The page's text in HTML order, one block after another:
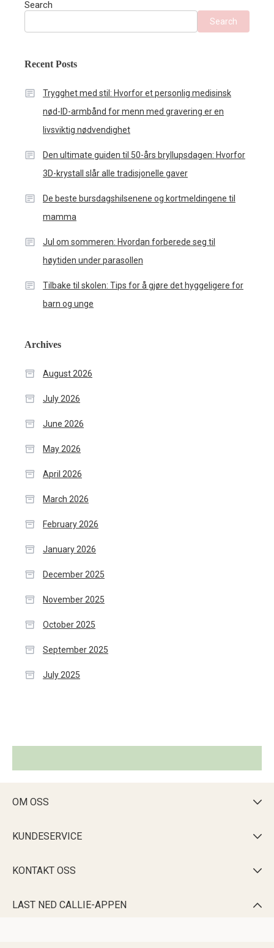
navigation
Search
Search
Recent Posts
Trygghet med stil: Hvorfor et personlig medisinsk
nød-ID-armbånd for menn med gravering er en
livsviktig nødvendighet
Den ultimate guiden til 50-års bryllupsdagen: Hvorfor
3D-krystall slår alle tradisjonelle gaver
De beste bursdagshilsenene og kortmeldingene til
mamma
Jul om sommeren: Hvordan forberede seg til
høytiden under parasollen
Tilbake til skolen: Tips for å gjøre det hyggeligere for
barn og unge
Archives
August 2026
July 2026
June 2026
May 2026
April 2026
March 2026
February 2026
January 2026
December 2025
November 2025
October 2025
September 2025
July 2025
OM OSS 
KUNDESERVICE 
KONTAKT OSS 
LAST NED CALLIE-APPEN 